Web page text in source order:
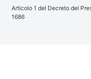
Articolo 1 del Decreto del
1686